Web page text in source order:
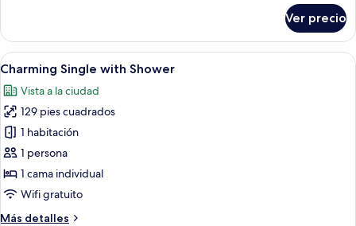
Double
Room,
Disability
Ver precio
Abrir
todas
las
fotos
de
Charming
Single
with
Shower
Habitación de hotel con cama,
4
Charming Single with Shower
Vista a la ciudad
129 pies cuadrados
1 habitación
1 persona
1 cama individual
Wifi gratuito
Más detalles
Más